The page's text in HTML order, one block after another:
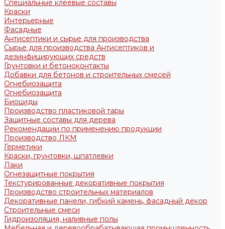
Специальные клеевые составы
Краски
Интерьерные
Фасадные
Антисептики и сырье для производства
Сырье для производства Антисептиков и
дезинфицирующих средств
Грунтовки и бетоноконтакты
Добавки для бетонов и строительных смесей
Огнебиозащита
Огнебиозащита
Биоциды
Производство пластиковой тары
Защитные составы для дерева
Рекомендации по применению продукции
Производство ЛКМ
Герметики
Краски, грунтовки, шпатлевки
Лаки
Огнезащитные покрытия
Текстурированные декоративные покрытия
Производство строительных материалов
Декоративные панели, гибкий камень, фасадный декор
Строительные смеси
Гидроизоляция, наливные полы